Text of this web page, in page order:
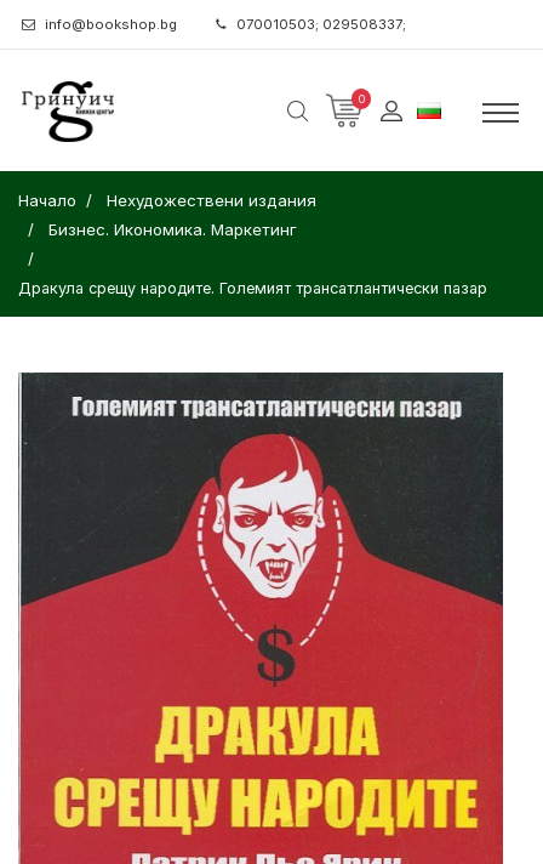
info@bookshop.bg 070010503; 029508337;
0
Начало
Нехудожествени издания
Бизнес. Икономика. Маркетинг
Дракула срещу народите. Големият трансатлантически пазар